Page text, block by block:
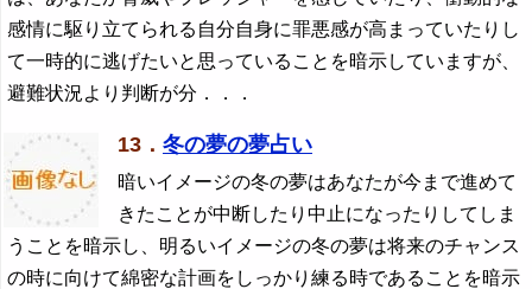
感情に駆り立てられる自分自身に罪悪感が高まっていたりし
て一時的に逃げたいと思っていることを暗示していますが、
避難状況より判断が分．．．
13． 冬の夢の夢占い
暗いイメージの冬の夢はあなたが今まで進めて
きたことが中断したり中止になったりしてしま
うことを暗示し、明るいイメージの冬の夢は将来のチャンス
の時に向けて綿密な計画をしっかり練る時であることを暗示